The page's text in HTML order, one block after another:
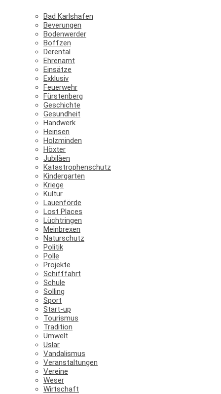
Bad Karlshafen
Beverungen
Bodenwerder
Boffzen
Derental
Ehrenamt
Einsätze
Exklusiv
Feuerwehr
Fürstenberg
Geschichte
Gesundheit
Handwerk
Heinsen
Holzminden
Höxter
Jubiläen
Katastrophenschutz
Kindergarten
Kriege
Kultur
Lauenförde
Lost Places
Lüchtringen
Meinbrexen
Naturschutz
Politik
Polle
Projekte
Schifffahrt
Schule
Solling
Sport
Start-up
Tourismus
Tradition
Umwelt
Uslar
Vandalismus
Veranstaltungen
Vereine
Weser
Wirtschaft